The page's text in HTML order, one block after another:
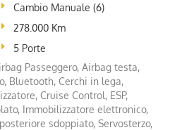
Cambio Manuale (6)
278.000 Km
5 Porte
Passeggero, Airbag testa,
Bluetooth, Cerchi in lega,
Cruise Control, ESP,
Immobilizzatore elettronico,
sdoppiato, Servosterzo,